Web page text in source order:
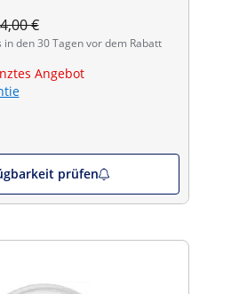
€
den 30 Tagen vor dem Rabatt
Angebot
prüfen